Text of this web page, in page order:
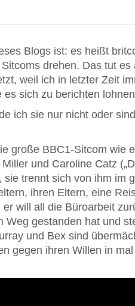
Blogs ist: es heißt
drehen. Das tut
weil ich in letzter Zeit
es sich zu berichten
ich sie nur nicht oder
große BBC1-Sitcom wie
und Caroline Catz
sie trennt sich von ihm im
ihren Eltern, eine
will all die Büroarbeit
Weg gestanden hat und
und Bex sind
gegen ihren Willen in